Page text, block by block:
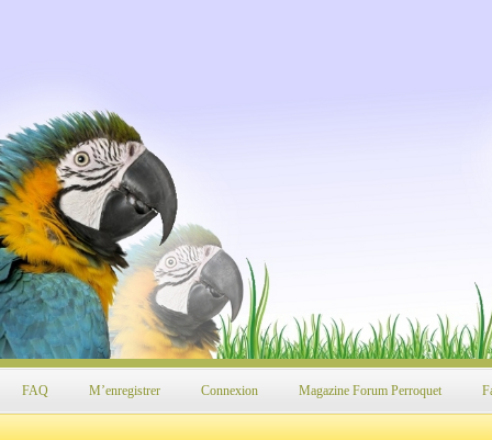
FAQ M’enregistrer Connexion Magazine Forum Perroquet